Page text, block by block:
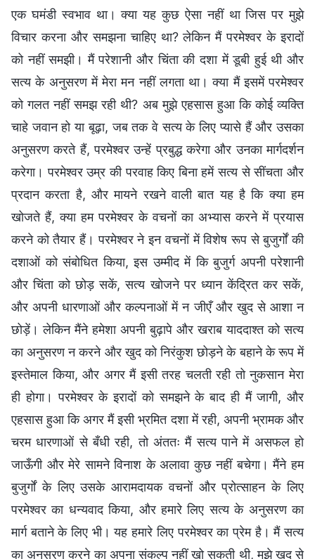
एक घमंडी स्वभाव था। क्या यह कुछ ऐसा नहीं था जिस पर मुझे
विचार करना और समझना चाहिए था? लेकिन मैं परमेश्वर के इरादों
को नहीं समझी। मैं परेशानी और चिंता की दशा में डूबी हुई थी और
सत्य के अनुसरण में मेरा मन नहीं लगता था। क्या मैं इसमें परमेश्वर
को गलत नहीं समझ रही थी? अब मुझे एहसास हुआ कि कोई व्यक्ति
चाहे जवान हो या बूढ़ा, जब तक वे सत्य के लिए प्यासे हैं और उसका
अनुसरण करते हैं, परमेश्वर उन्हें प्रबुद्ध करेगा और उनका मार्गदर्शन
करेगा। परमेश्वर उम्र की परवाह किए बिना हमें सत्य से सींचता और
प्रदान करता है, और मायने रखने वाली बात यह है कि क्या हम
खोजते हैं, क्या हम परमेश्वर के वचनों का अभ्यास करने में प्रयास
करने को तैयार हैं। परमेश्वर ने इन वचनों में विशेष रूप से बुजुर्गों की
दशाओं को संबोधित किया, इस उम्मीद में कि बुजुर्ग अपनी परेशानी
और चिंता को छोड़ सकें, सत्य खोजने पर ध्यान केंद्रित कर सकें,
और अपनी धारणाओं और कल्पनाओं में न जीएँ और खुद से आशा न
छोड़ें। लेकिन मैंने हमेशा अपनी बुढ़ापे और खराब याददाश्त को सत्य
का अनुसरण न करने और खुद को निरंकुश छोड़ने के बहाने के रूप में
इस्तेमाल किया, और अगर मैं इसी तरह चलती रही तो नुकसान मेरा
ही होगा। परमेश्वर के इरादों को समझने के बाद ही मैं जागी, और
एहसास हुआ कि अगर मैं इसी भ्रमित दशा में रही, अपनी भ्रामक और
चरम धारणाओं से बँधी रही, तो अंततः मैं सत्य पाने में असफल हो
जाऊँगी और मेरे सामने विनाश के अलावा कुछ नहीं बचेगा। मैंने हम
बुजुर्गों के लिए उसके आरामदायक वचनों और प्रोत्साहन के लिए
परमेश्वर का धन्यवाद किया, और हमारे लिए सत्य के अनुसरण का
मार्ग बताने के लिए भी। यह हमारे लिए परमेश्वर का प्रेम है। मैं सत्य
का अनुसरण करने का अपना संकल्प नहीं खो सकती थी, मुझे खुद से